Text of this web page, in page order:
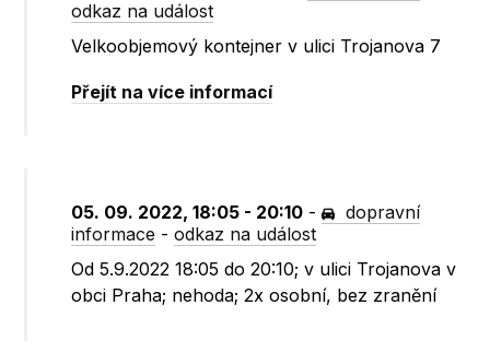
odkaz na událost
Velkoobjemový kontejner v ulici Trojanova 7
Přejít na více informací
05. 09. 2022, 18:05 - 20:10 -
dopravní
informace -odkaz na událost
Od 5.9.2022 18:05 do 20:10; v ulici Trojanova v
obci Praha; nehoda; 2x osobní, bez zranění